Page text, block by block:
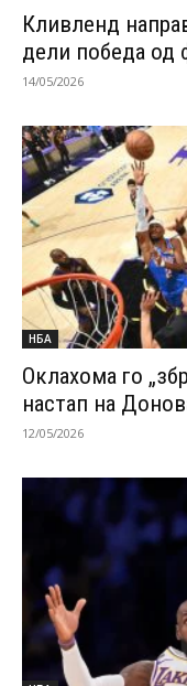
Кливленд
дели победа од
14/05/2026
НБА
Оклахома го
настап на
12/05/2026